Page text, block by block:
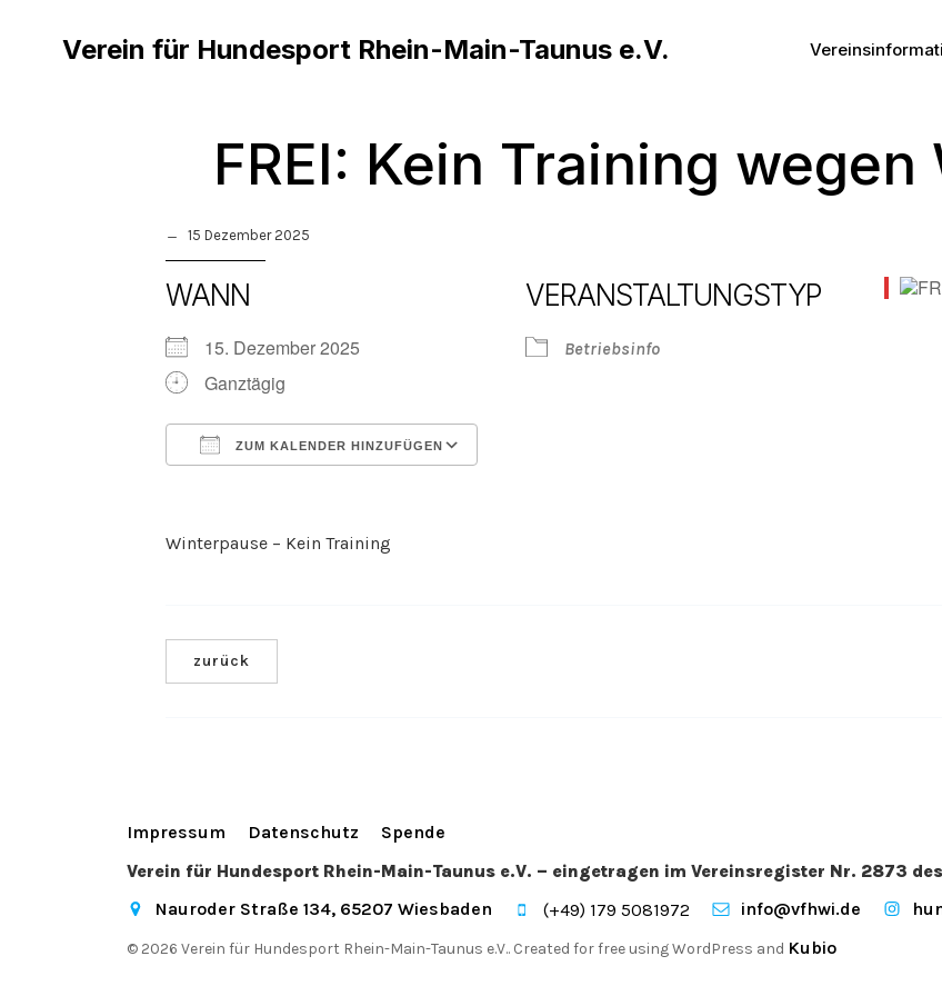
Verein für Hundesport Rhein-Main-Taunus e.V.
FREI: Kein Training
15 Dezember 2025
WANN
15. Dezember 2025
Ganztägig
ZUM KALENDER HINZUFÜGEN
VERANSTALTUNGSTYP
Betriebsinfo
Winterpause – Kein Training
zurück
Impressum Datenschutz
Spende
Verein für Hundesport Rhein-Main-Taunus e.V. – eingetragen im Vereinsregister Nr. 2873
Nauroder Straße 134, 65207 Wiesbaden
(+49) 179 5081972 info@vfhwi.de
© 2026 Verein für Hundesport Rhein-Main-Taunus e.V.. Created for free using WordPress and Kubio